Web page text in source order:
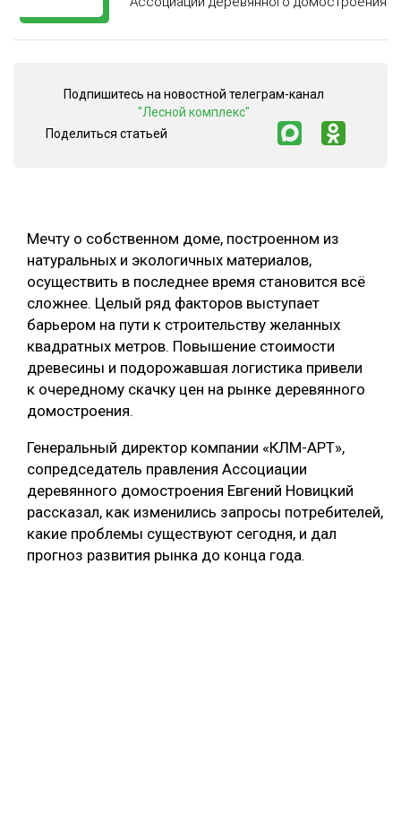
СУШКА ДРЕВЕСИНЫ
Мечту о собственном доме, построенном из
натуральных и экологичных материалов,
осуществить в последнее время становится всё
сложнее. Целый ряд факторов выступает
барьером на пути к строительству желанных
квадратных метров. Повышение стоимости
древесины и подорожавшая логистика привели
к очередному скачку цен на рынке деревянного
домостроения.
Генеральный директор компании «КЛМ-АРТ»,
сопредседатель правления Ассоциации
деревянного домостроения Евгений Новицкий
рассказал, как изменились запросы потребителей,
какие проблемы существуют сегодня, и дал
прогноз развития рынка до конца года.
Подпишитесь на новостной телеграм-канал
"Лесной комплекс"
Поделиться статьей